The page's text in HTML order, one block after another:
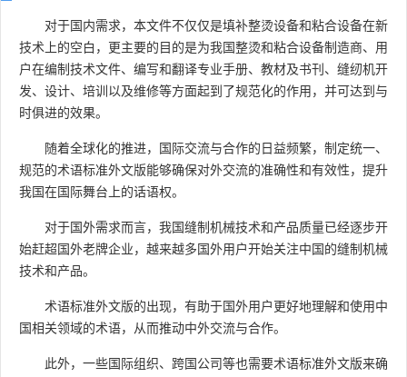
对于国内需求，本文件不仅仅是填补整烫设备和粘合设备在新
技术上的空白，更主要的目的是为我国整烫和粘合设备制造商、用
户在编制技术文件、编写和翻译专业手册、教材及书刊、缝纫机开
发、设计、培训以及维修等方面起到了规范化的作用，并可达到与
时俱进的效果。
随着全球化的推进，国际交流与合作的日益频繁，制定统一、
规范的术语标准外文版能够确保对外交流的准确性和有效性，提升
我国在国际舞台上的话语权。
对于国外需求而言，我国缝制机械技术和产品质量已经逐步开
始赶超国外老牌企业，越来越多国外用户开始关注中国的缝制机械
技术和产品。
术语标准外文版的出现，有助于国外用户更好地理解和使用中
国相关领域的术语，从而推动中外交流与合作。
此外，一些国际组织、跨国公司等也需要术语标准外文版来确